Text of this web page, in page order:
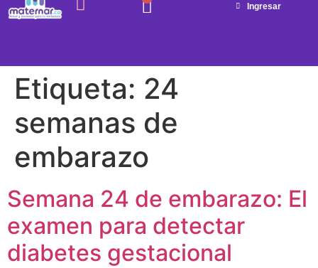
Ingresar
Etiqueta: 24
semanas de
embarazo
Semana 24 de embarazo: El
examen para detectar
diabetes gestacional